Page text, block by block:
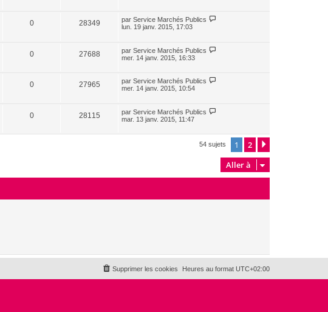
0 28349 par Service Marchés Publics
lun. 19 janv. 2015, 17:03
0 27688 par Service Marchés Publics
mer. 14 janv. 2015, 16:33
0 27965 par Service Marchés Publics
mer. 14 janv. 2015, 10:54
0 28115 par Service Marchés Publics
mar. 13 janv. 2015, 11:47
54 sujets 1 2
Aller à
Heures au format UTC+02:00
Supprimer les cookies